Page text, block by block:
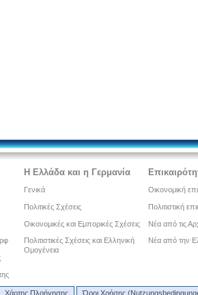
Η Ελλάδα και η Γερμανία
Γενικά
Πολιτικές Σχέσεις
Οικονομικές και Εμπορικές Σχέσεις
Πολιτιστικές Σχέσεις και Ελληνική
Ομογένεια
Οικονομική
Πολιτιστική
Νέα από τις
Νέα από την
Χάρτης Πλοήγησης Όροι Χρήσης